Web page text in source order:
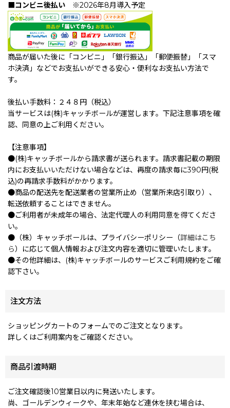
■コンビニ後払い ※2026年8月導入予定
商品が届いた後に「コンビニ」「銀行振込」「郵便振替」「スマ
ホ決済」などでお支払いができる安心・便利なお支払い方法で
す。
後払い手数料：２４８円（税込）
当サービスは(株)キャッチボールが運営します。下記注意事項を確
認、同意の上ご利用ください。
【注意事項】
●(株)キャッチボールから請求書が送られます。請求書記載の期限
内にお支払いいただけない場合などは、再度の請求毎に390円(税
込)の再請求手数料がかかります。
●商品の配送先を配送業者の営業所止め（営業所来店引取り）、
転送依頼することはできません。
●ご利用者が未成年の場合、法定代理人の利用同意を得てくださ
い。
●（株）キャッチボールは、プライバシーポリシー（詳細はこち
ら）に応じて個人情報および注文内容を適切に管理いたします。
●その他詳細は、(株)キャッチボールのサービスご利用規約をご確
認下さい。
注文方法
ショッピングカートのフォームでのご注文となります。
詳しくはご利用案内をご確認ください。
商品引渡時期
ご注文確認後10営業日以内に発送いたします。
尚、ゴールデンウィークや、年末年始など連休を挟む場合は、